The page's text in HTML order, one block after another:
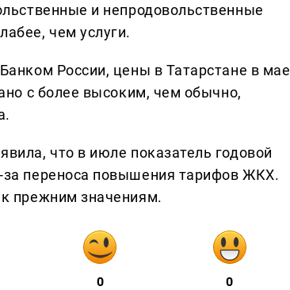
и непродовольственные
чем услуги.
России, цены в Татарстане в мае
с более высоким, чем обычно,
что в июле показатель годовой
за переноса повышения тарифов ЖКХ.
прежним значениям.
0 0